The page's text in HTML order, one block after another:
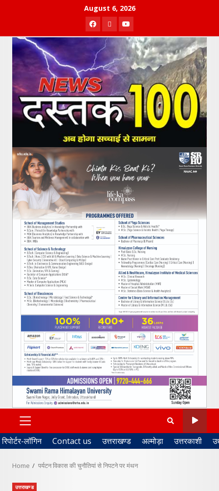
August 6, 2026
Facebook
TwitterYoutube
PRIMARY
MENU
रिपोर्टर-लॉगिन Contact us उत्तराखण्ड अल्मोड़ा उत्तरकाशी
Home पर्यटन विकास की चुनौतियां से निपटने पर मंथन
उत्तराखण्ड